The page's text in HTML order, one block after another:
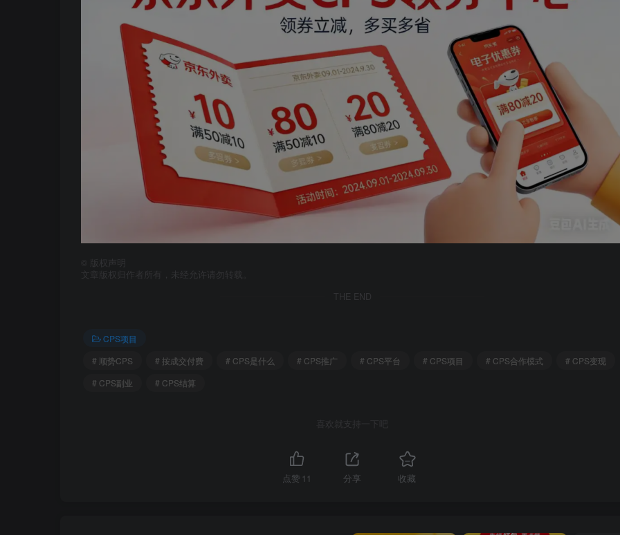
版权声明
文章版权归作者所有，未经允许请勿转载。
THE END
CPS项目
# 顺势CPS
# 按成交付费 # CPS是什么 # CPS推广 # CPS平台 # CPS项目 # CPS合作模式
# CPS变现
# CPS副业
# CPS结算
喜欢就支持一下吧
点赞 11 分享 收藏